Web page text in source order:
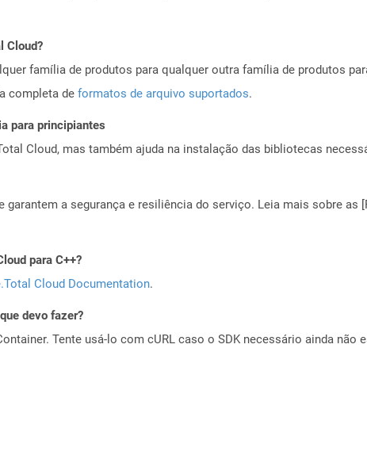
Cloud?
família de produtos para qualquer outra família de produtos para
completa de formatos de arquivo suportados.
para principiantes
Cloud, mas também ajuda na instalação das bibliotecas
a segurança e resiliência do serviço. Leia mais sobre as
para C++?
Cloud Documentation.
devo fazer?
Tente usá-lo com cURL caso o SDK necessário ainda não